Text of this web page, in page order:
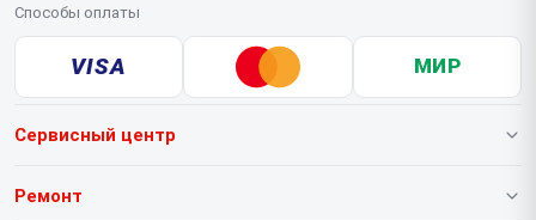
Способы оплаты
VISA МИР
Сервисный центр
О нашем сервисе
Ремонт